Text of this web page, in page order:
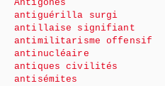
Antigones
antiguérilla surgi
antillaise signifiant
antimilitarisme offensif
antinucléaire
antiques civilités
antisémites